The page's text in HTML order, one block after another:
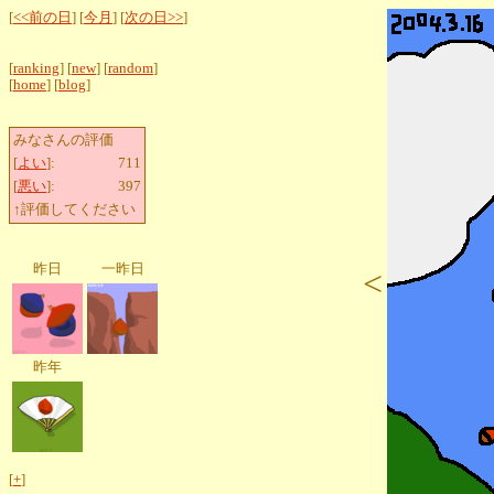
[<<前の日 ] [今月 ] [次の日>>]
[ranking] [new] [random]
[home] [blog]
みなさんの評価
[よい]:
711
[悪い]:
397
↑評価してください
昨日 一昨日
昨年
[+]
<